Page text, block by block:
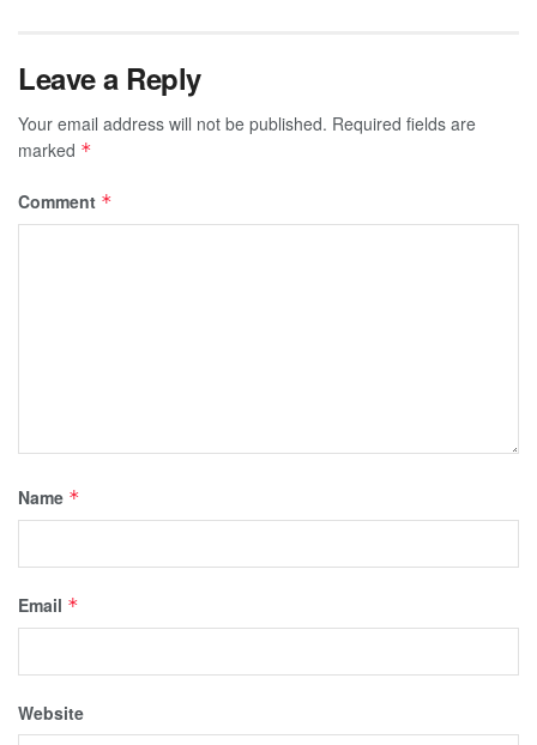
Leave a Reply
Your email address will not be published. Required fields are
marked *
Comment *
Name *
Email *
Website